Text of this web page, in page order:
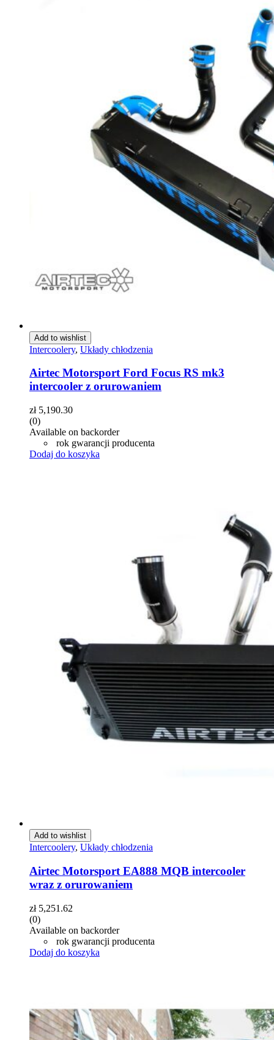
Add to wishlist
Intercoolery, Układy chłodzenia
Airtec Motorsport Ford Focus RS mk3
intercooler z orurowaniem
zł5,190.30
(0)
Available on backorder
rok gwarancji producenta
Dodaj do koszyka
Add to wishlist
Intercoolery, Układy chłodzenia
Airtec Motorsport EA888 MQB intercooler
wraz z orurowaniem
zł5,251.62
(0)
Available on backorder
rok gwarancji producenta
Dodaj do koszyka